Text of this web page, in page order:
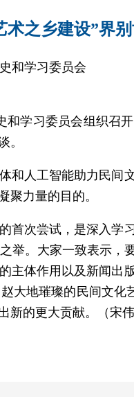
术之乡建设”界
和学习委员会
学习委员会组织召
。
人工智能助力民间
聚力量的目的。
次尝试，是深入学
举。大家一致表示，
体作用以及新闻出
地璀璨的民间文化
的更大贡献。（宋伟